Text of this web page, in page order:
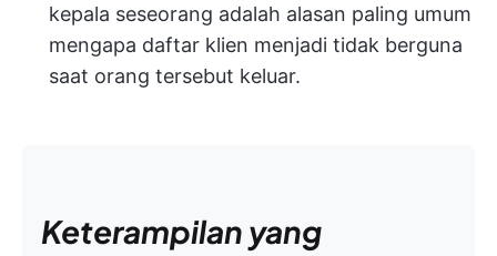
kepala seseorang adalah alasan paling umum
mengapa daftar klien menjadi tidak berguna
saat orang tersebut keluar.
Keterampilan yang